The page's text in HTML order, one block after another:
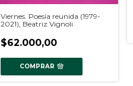
Viernes. Poesía reunida (1979-
2021), Beatriz Vignoli
$62.000,00
COMPRAR